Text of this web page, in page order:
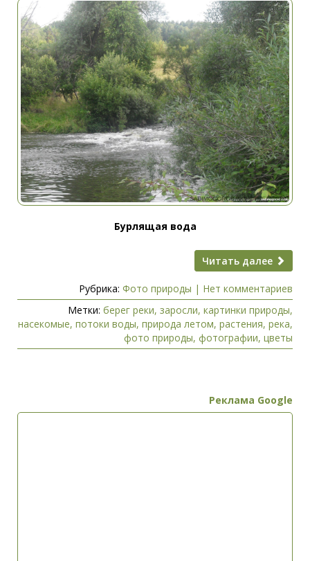
Бурлящая вода
Читать далее
Рубрика: Фото природы | Нет комментариев
Метки: берег реки, заросли, картинки природы,
насекомые, потоки воды, природа летом, растения, река,
фото природы, фотографии, цветы
Реклама Google